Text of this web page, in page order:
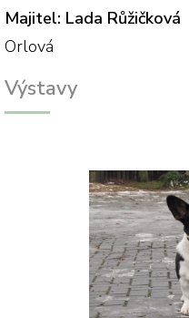
Majitel: Lada Růžičková
Orlová
Výstavy